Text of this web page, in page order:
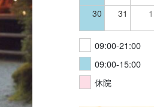
30 31 1
09:00-21:00
09:00-15:00
休院